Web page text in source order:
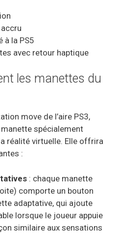
à la PS5
avec retour haptique
les manettes du
move de l’aire PS3,
spécialement
réalité virtuelle. Elle offrira
:
: chaque manette
comporte un bouton
adaptative, qui ajoute
lorsque le joueur appuie
similaire aux sensations